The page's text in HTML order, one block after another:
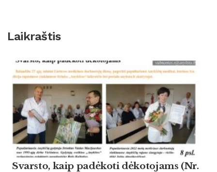
Laikraštis
Svarsto, kaip padėkoti dėkotojams (Nr.